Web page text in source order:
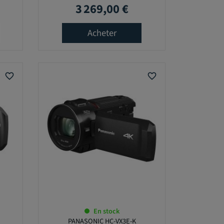
Prix
3 269,00 €
Acheter
favorite_border favorite_border
En stock
PANASONIC HC-VX3E-K